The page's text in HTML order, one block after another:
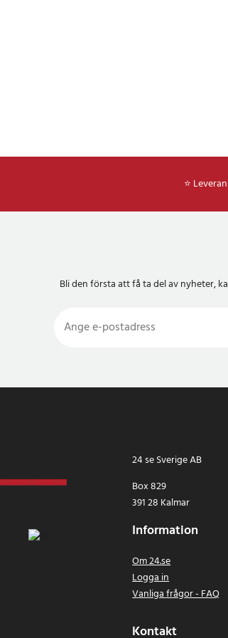
⭐
Bli den första att få ta del av nyheter,
24 se Sverige AB
Box 829
391 28 Kalmar
Information
Om 24.se
Logga in
Vanliga frågor - FAQ
Kontakt